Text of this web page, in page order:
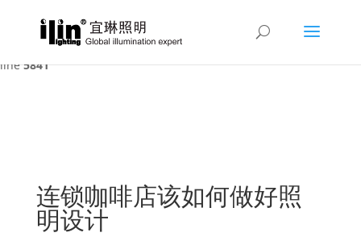
Warning : A non-numeric value encountered in
/var/www/html/ilin/wp-content/themes/Divi/functions.php
line5841
连锁咖啡店该如何做好照
明设计